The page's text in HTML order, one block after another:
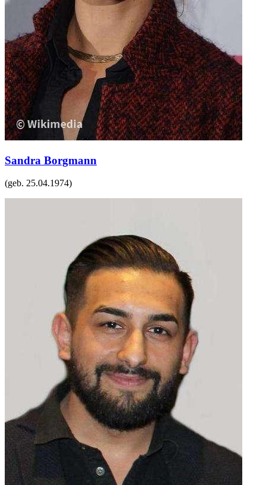
Sandra Borgmann
(geb. 25.04.1974)